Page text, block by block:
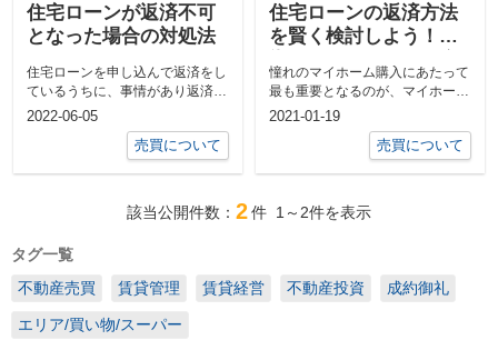
住宅ローンが返済不可
となった場合の対処法
住宅ローンを申し込んで返済をし
ているうちに、事情があり返済が
難しくなるケースもあります。
2022-06-05
売買について
住宅ローンの返済方法
を賢く検討しよう！特
憧れのマイホーム購入にあたって
最も重要となるのが、マイホーム
購入のための資金計画。 まず
2021-01-19
売買について
該当公開件数： 2件 1～2件を表示
タグ一覧
不動産売買
賃貸管理 賃貸経営 不動産投資 成約御礼
エリア/買い物/スーパー